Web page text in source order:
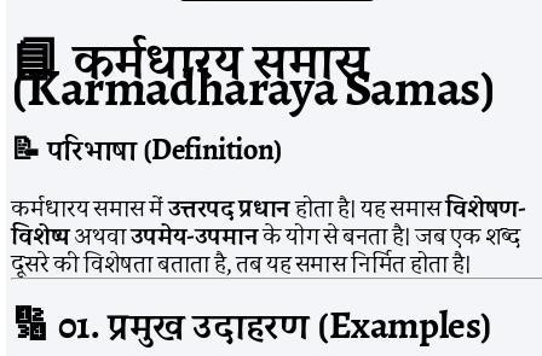
📘कर्मधारय समास
(Karmadharaya Samas)
📝परिभाषा (Definition)
कर्मधारय समास मेंउत्तरपद प्रधानहोता है। यह समासविशेषण-
विशेष्यअथवाउपमेय-उपमानके योग से बनता है। जब एक शब्द
दूसरे की विशेषता बताता है, तब यह समास निर्मित होता है।
🔢 01. प्रमुख उदाहरण (Examples)